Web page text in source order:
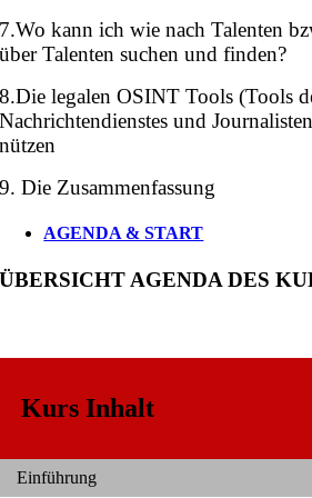
7.Wo kann ich wie nach Talenten
über Talenten suchen und finden?
8.Die legalen OSINT Tools (Tools
Nachrichtendienstes und
nützen
9. Die Zusammenfassung
AGENDA & START
ÜBERSICHT AGENDA DES
Kurs Inhalt
Einführung